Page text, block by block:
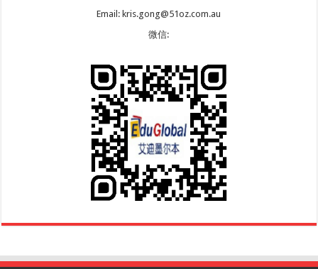
Email: kris.gong@51oz.com.au
微信: